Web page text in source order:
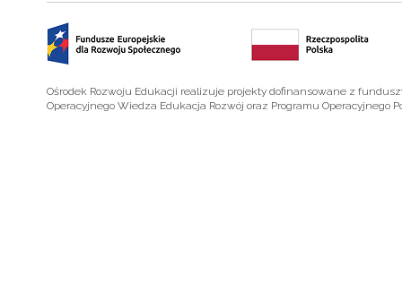
Ośrodek Rozwoju Edukacji realizuje projekty dofinansowane z
Operacyjnego Wiedza Edukacja Rozwój oraz Programu Operacyjnego